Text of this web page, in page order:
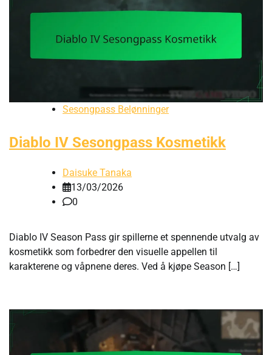
Sesongpass Belønninger
Diablo IV Sesongpass Kosmetikk
Daisuke Tanaka
13/03/2026
0
Diablo IV Season Pass gir spillerne et spennende utvalg av
kosmetikk som forbedrer den visuelle appellen til
karakterene og våpnene deres. Ved å kjøpe Season […]